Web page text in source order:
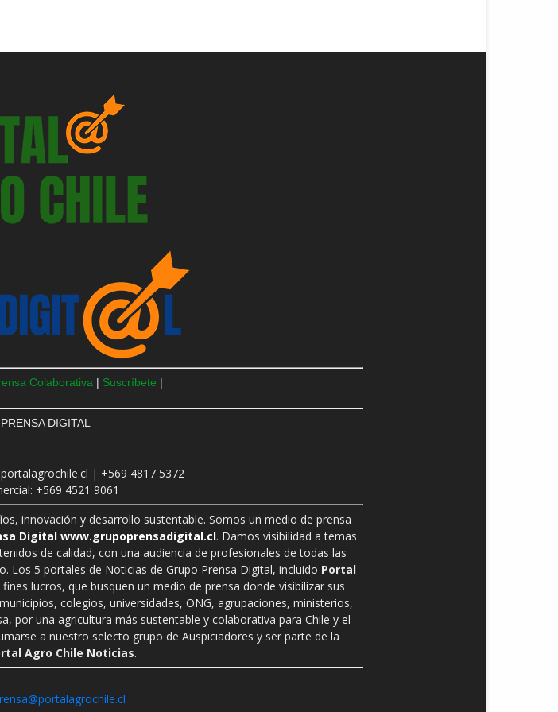
Colaborativa | Suscríbete |
DIGITAL
| +569 4817 5372
+569 4521 9061
innovación y desarrollo sustentable. Somos un medio de prensa
Digital www.grupoprensadigital.cl. Damos visibilidad a temas
de calidad, con una audiencia de profesionales de todas las
Los 5 portales de Noticias de Grupo Prensa Digital, incluido Portal
lucros, que busquen un medio de prensa donde visibilizar sus
colegios, universidades, ONG, agrupaciones, ministerios,
por una agricultura más sustentable y colaborativa para Chile y el
a nuestro selecto grupo de Auspiciadores y ser parte de la
Agro Chile Noticias.